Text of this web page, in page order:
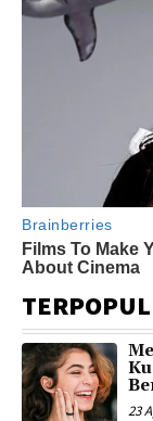
23